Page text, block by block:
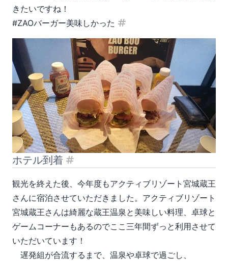
きたいですね！
#ZAOバーガー美味しかった
見出し「#ZAOバーガー美味し
ホテル到着
観光を終えた後、今年度もアクティブリゾート宮城蔵王
さんに宿泊させていただきました。アクティブリゾート
宮城蔵王さんは綺麗な蔵王温泉と美味しい料理、卓球と
ゲームコーナーもあるのでここ三年間ずっと利用させて
いただいています！
遅発組が合流するまで、温泉や卓球で過ごし、